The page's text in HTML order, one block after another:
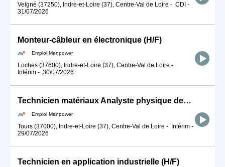
Veigné (37250), Indre-et-Loire (37), Centre-Val de Loire - CDI -
31/07/2026
Monteur-câbleur en électronique (H/F)
Emploi Manpower
Loches (37600), Indre-et-Loire (37), Centre-Val de Loire -
Intérim - 30/07/2026
Technicien matériaux Analyste physique des produits (H/F)
Emploi Manpower
Tours (37000), Indre-et-Loire (37), Centre-Val de Loire - Intérim -
29/07/2026
Technicien en application industrielle (H/F)